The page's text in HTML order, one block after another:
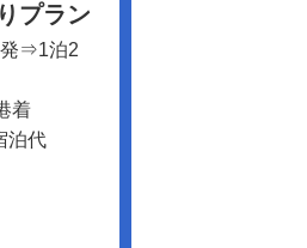
プラン
発⇒1泊2
着
泊代